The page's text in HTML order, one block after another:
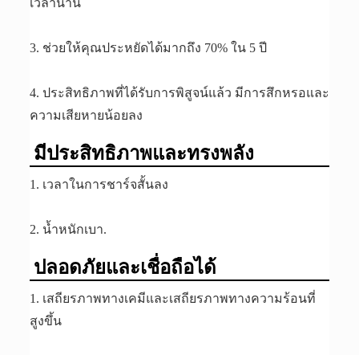
3. ช่วยให้คุณประหยัดได้มากถึง 70% ใน 5 ปี
4. ประสิทธิภาพที่ได้รับการพิสูจน์แล้ว มีการสึกหรอและ
ความเสียหายน้อยลง
มีประสิทธิภาพและทรงพลัง
1. เวลาในการชาร์จสั้นลง
2. น้ำหนักเบา.
ปลอดภัยและเชื่อถือได้
1. เสถียรภาพทางเคมีและเสถียรภาพทางความร้อนที่
สูงขึ้น